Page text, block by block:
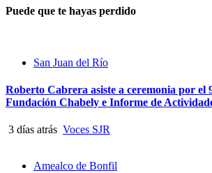
Puede que te hayas perdido
San Juan del Río
Roberto Cabrera asiste a ceremonia por el
Fundación Chabely e Informe de
3 días atrás Voces SJR
Amealco de Bonfil